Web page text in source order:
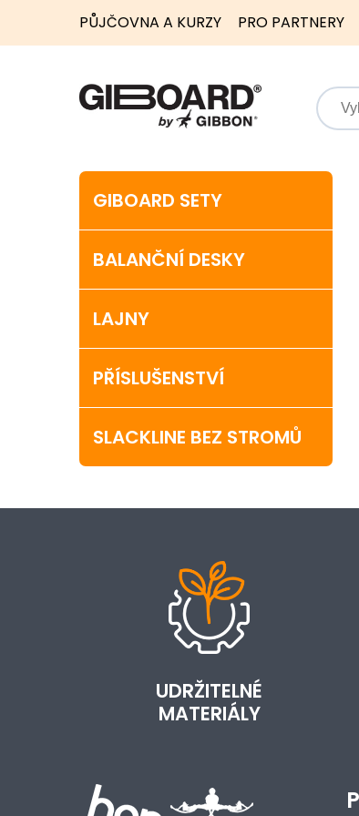
PŮJČOVNA A KURZY PRO PARTNERY
GIBOARD SETY
BALANČNÍ DESKY
LAJNY
PŘÍSLUŠENSTVÍ
SLACKLINE BEZ STROMŮ
UDRŽITELNÉ
MATERIÁLY